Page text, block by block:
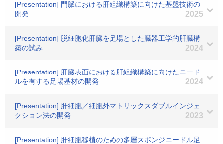
[Presentation] 門脈における肝組織構築に向けた基盤技術の
開発
2025
[Presentation] 脱細胞化肝臓を足場とした臓器工学的肝臓構
築の試み
2024
[Presentation] 肝臓表面における肝組織構築に向けたニード
ルを有する足場基材の開発
2024
[Presentation] 肝細胞／細胞外マトリックスダブルインジェ
クション法の開発
2023
[Presentation] 肝細胞移植のための多層スポンジニードル足